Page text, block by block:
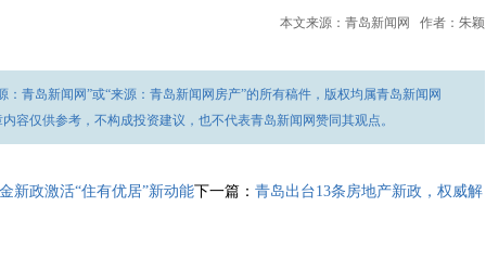
本文来源：青岛新闻网 作者：朱颖
：青岛新闻网”或“来源：青岛新闻网房产”的所有稿件，版权均属青岛新闻网
容仅供参考，不构成投资建议，也不代表青岛新闻网赞同其观点。
新政激活“住有优居”新动能下一篇： 青岛出台13条房地产新政，权威解